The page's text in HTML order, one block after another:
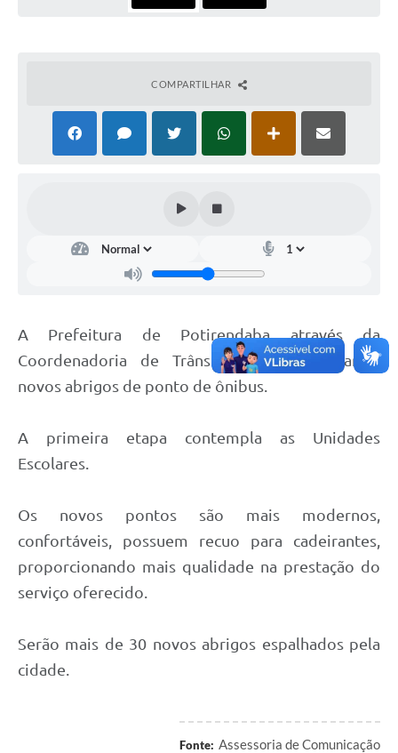
COMPARTILHAR
A Prefeitura de Potirendaba através da
Coordenadoria de Trânsito está implantando
novos abrigos de ponto de ônibus.
A primeira etapa contempla as Unidades
Escolares.
Os novos pontos são mais modernos,
confortáveis, possuem recuo para cadeirantes,
proporcionando mais qualidade na prestação do
serviço oferecido.
Serão mais de 30 novos abrigos espalhados pela
cidade.
Fonte: Assessoria de Comunicação